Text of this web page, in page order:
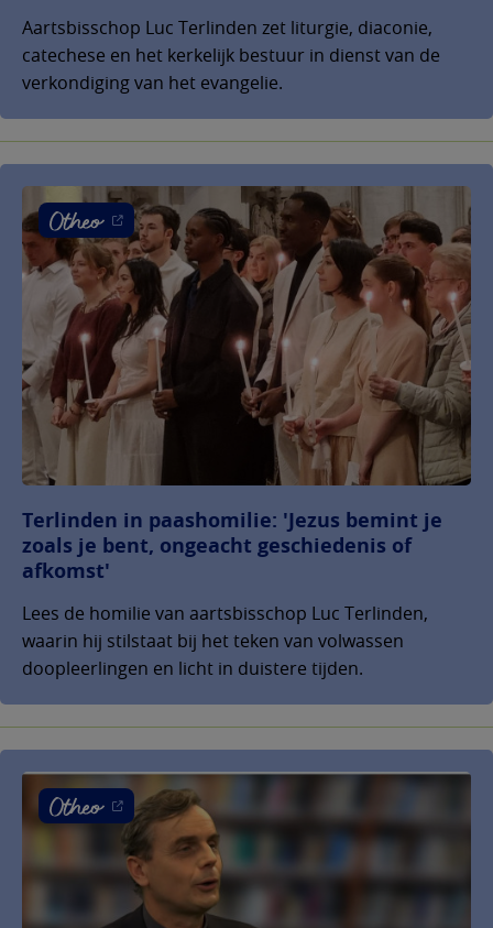
Aartsbisschop Luc Terlinden zet liturgie, diaconie,
catechese en het kerkelijk bestuur in dienst van de
verkondiging van het evangelie.
Terlinden in paashomilie: 'Jezus bemint je
zoals je bent, ongeacht geschiedenis of
afkomst'
Lees de homilie van aartsbisschop Luc Terlinden,
waarin hij stilstaat bij het teken van volwassen
doopleerlingen en licht in duistere tijden.